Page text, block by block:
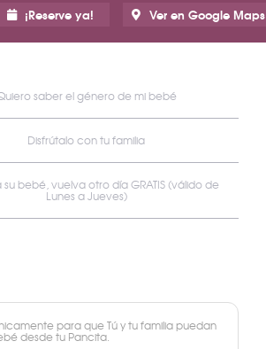
¡Reserve ya! Ver en Google Maps
saber el género de mi bebé
Disfrútalo con tu familia
su bebé, vuelva otro día GRATIS (válido de
Lunes a Jueves)
para que Tú y tu familia puedan
desde tu Pancita.